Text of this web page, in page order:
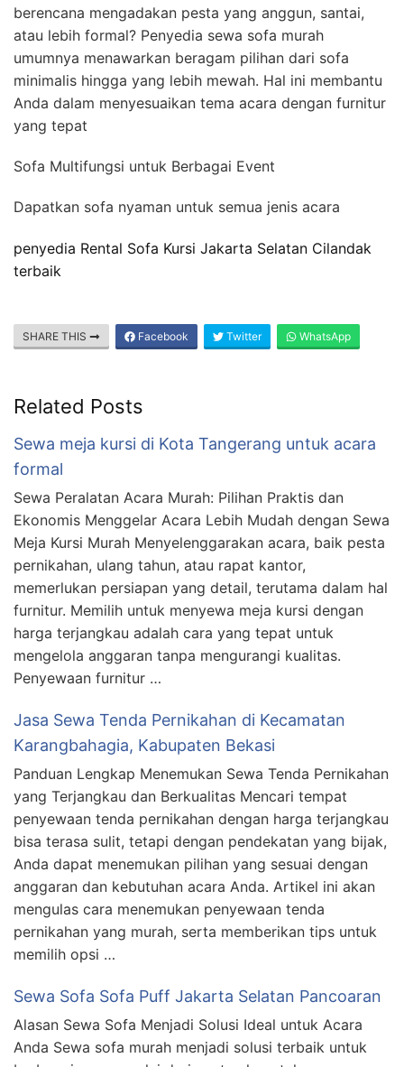
berencana mengadakan pesta yang anggun, santai,
atau lebih formal? Penyedia sewa sofa murah
umumnya menawarkan beragam pilihan dari sofa
minimalis hingga yang lebih mewah. Hal ini membantu
Anda dalam menyesuaikan tema acara dengan furnitur
yang tepat
Sofa Multifungsi untuk Berbagai Event
Dapatkan sofa nyaman untuk semua jenis acara
penyedia Rental Sofa Kursi Jakarta Selatan Cilandak
terbaik
SHARE THIS Facebook Twitter WhatsApp
Related Posts
Sewa meja kursi di Kota Tangerang untuk acara
formal
Sewa Peralatan Acara Murah: Pilihan Praktis dan
Ekonomis Menggelar Acara Lebih Mudah dengan Sewa
Meja Kursi Murah Menyelenggarakan acara, baik pesta
pernikahan, ulang tahun, atau rapat kantor,
memerlukan persiapan yang detail, terutama dalam hal
furnitur. Memilih untuk menyewa meja kursi dengan
harga terjangkau adalah cara yang tepat untuk
mengelola anggaran tanpa mengurangi kualitas.
Penyewaan furnitur …
Jasa Sewa Tenda Pernikahan di Kecamatan
Karangbahagia, Kabupaten Bekasi
Panduan Lengkap Menemukan Sewa Tenda Pernikahan
yang Terjangkau dan Berkualitas Mencari tempat
penyewaan tenda pernikahan dengan harga terjangkau
bisa terasa sulit, tetapi dengan pendekatan yang bijak,
Anda dapat menemukan pilihan yang sesuai dengan
anggaran dan kebutuhan acara Anda. Artikel ini akan
mengulas cara menemukan penyewaan tenda
pernikahan yang murah, serta memberikan tips untuk
memilih opsi …
Sewa Sofa Sofa Puff Jakarta Selatan Pancoaran
Alasan Sewa Sofa Menjadi Solusi Ideal untuk Acara
Anda Sewa sofa murah menjadi solusi terbaik untuk